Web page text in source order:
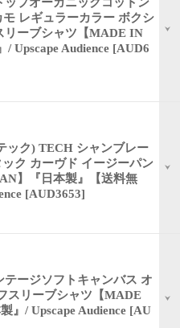
レギュラーカラー ボクシ
リーブシャツ【MADE IN
/ Upscape Audience [AUD6
ック) TECH シャンブレー
ク カーヴド イージーパン
】『日本製』【送料無
[AUD3653]
テージソフトキャンバス オ
スリーブシャツ【MADE
』/ Upscape Audience [AU